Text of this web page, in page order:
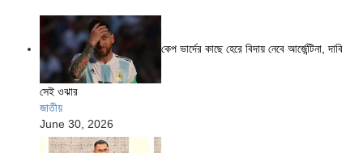
কেপ ভার্দের কাছে হেরে বিদায় নেবে আর্জেন্টিনা, দাবি
সেই ওঝার
জাতীয়
June 30, 2026